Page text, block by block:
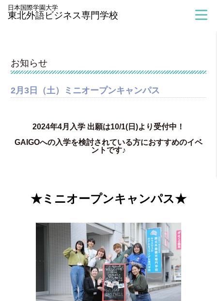
日本国際学園大学
東北外語ビジネス専門学校
> お知らせ
お知らせ
2月3日（土）ミニオープンキャンパス
2024年4月入学 出願は10/1(日)より受付中！
GAIGOへの入学を検討されている方におすすめのイベ
ントです♪
★ミニオープンキャンパス★